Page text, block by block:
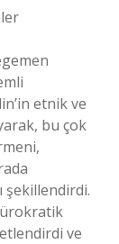
etnik ve
bu çok
şekillendirdi.
ve